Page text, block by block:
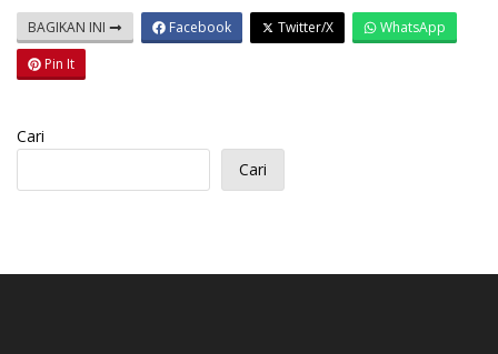
BAGIKAN INI Facebook Twitter/X
WhatsApp
Pin It
Cari
Cari